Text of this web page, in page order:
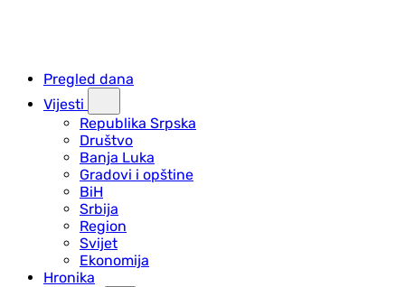
Pregled dana
Vijesti
Republika Srpska
Društvo
Banja Luka
Gradovi i opštine
BiH
Srbija
Region
Svijet
Ekonomija
Hronika